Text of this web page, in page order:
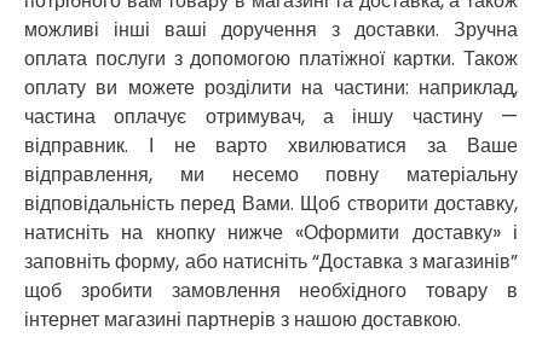
можливі інші ваші доручення з доставки. Зручна
оплата послуги з допомогою платіжної картки. Також
оплату ви можете розділити на частини: наприклад,
частина оплачує отримувач, а іншу частину —
відправник. І не варто хвилюватися за Ваше
відправлення, ми несемо повну матеріальну
відповідальність перед Вами. Щоб створити доставку,
натисніть на кнопку нижче «Оформити доставку» і
заповніть форму, або натисніть “Доставка з магазинів”
щоб зробити замовлення необхідного товару в
інтернет магазині партнерів з нашою доставкою.
Пісочин
Петриків
Петропавлівська Борщагівка
Підгородне
Погреби
Покров
Полтава
Прилуки
Путивль
П’ятихатки
Роздільна
Рені